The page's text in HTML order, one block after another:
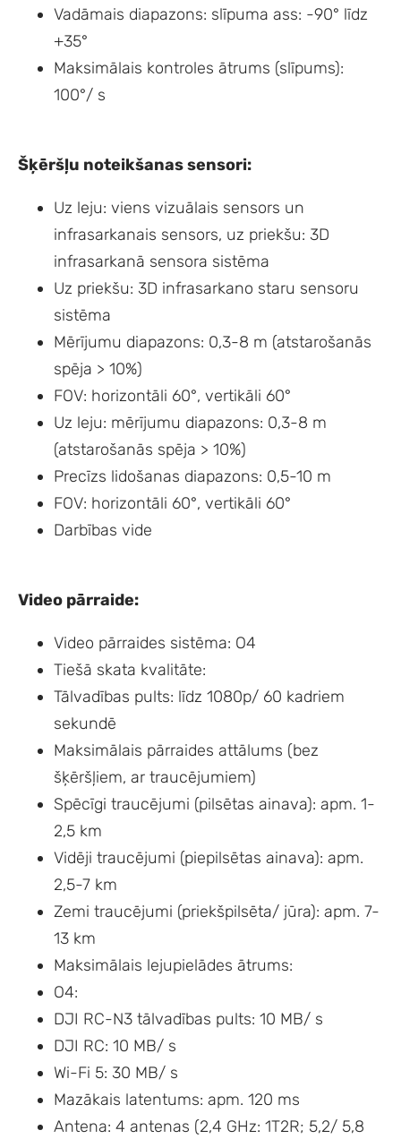
Vadāmais diapazons: slīpuma ass: -90° līdz
+35°
Maksimālais kontroles ātrums (slīpums):
100°/ s
Šķēršļu noteikšanas sensori:
Uz leju: viens vizuālais sensors un
infrasarkanais sensors, uz priekšu: 3D
infrasarkanā sensora sistēma
Uz priekšu: 3D infrasarkano staru sensoru
sistēma
Mērījumu diapazons: 0,3-8 m (atstarošanās
spēja > 10%)
FOV: horizontāli 60°, vertikāli 60°
Uz leju: mērījumu diapazons: 0,3-8 m
(atstarošanās spēja > 10%)
Precīzs lidošanas diapazons: 0,5-10 m
FOV: horizontāli 60°, vertikāli 60°
Darbības vide
Video pārraide:
Video pārraides sistēma: O4
Tiešā skata kvalitāte:
Tālvadības pults: līdz 1080p/ 60 kadriem
sekundē
Maksimālais pārraides attālums (bez
šķēršļiem, ar traucējumiem)
Spēcīgi traucējumi (pilsētas ainava): apm. 1-
2,5 km
Vidēji traucējumi (piepilsētas ainava): apm.
2,5-7 km
Zemi traucējumi (priekšpilsēta/ jūra): apm. 7-
13 km
Maksimālais lejupielādes ātrums:
O4:
DJI RC-N3 tālvadības pults: 10 MB/ s
DJI RC: 10 MB/ s
Wi-Fi 5: 30 MB/ s
Mazākais latentums: apm. 120 ms
Antena: 4 antenas (2,4 GHz: 1T2R; 5,2/ 5,8